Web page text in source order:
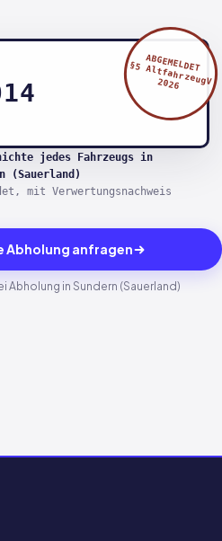
ABGEMELDET
§5 AltfahrzeugV
2026
jedes Fahrzeugs in
(Sauerland)
mit Verwertungsnachweis
Abholung anfragen
Abholung in Sundern (Sauerland)